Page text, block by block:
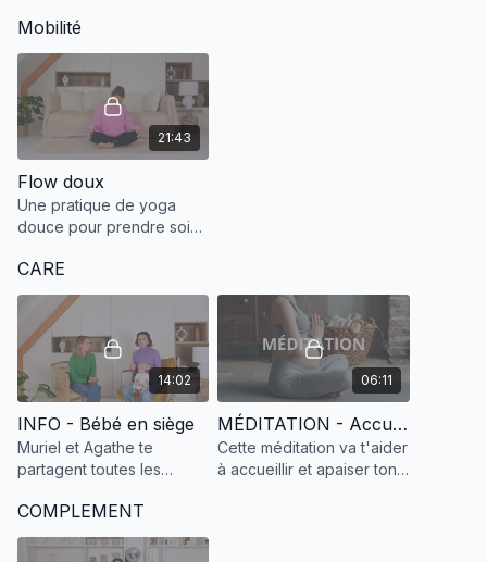
Mobilité
21:43
Flow doux
Une pratique de yoga
douce pour prendre soin
un vrai break !
CARE
14:02
INFO - Bébé en siège
Muriel et Agathe te
partagent toutes les
en siège !
06:11
MÉDITATION - Accueillir l'anxiété
Cette méditation va t'aider
à accueillir et apaiser ton
COMPLEMENT